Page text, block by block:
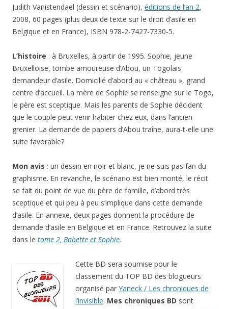
Judith Vanistendael (dessin et scénario), éditions de l’an 2,
2008, 60 pages (plus deux de texte sur le droit d’asile en
Belgique et en France), ISBN 978-2-7427-7330-5.
L’histoire : à Bruxelles, à partir de 1995. Sophie, jeune
Bruxelloise, tombe amoureuse d’Abou, un Togolais
demandeur d’asile. Domicilié d’abord au « château », grand
centre d’accueil. La mère de Sophie se renseigne sur le Togo,
le père est sceptique. Mais les parents de Sophie décident
que le couple peut venir habiter chez eux, dans l’ancien
grenier. La demande de papiers d’Abou traîne, aura-t-elle une
suite favorable?
Mon avis : un dessin en noir et blanc, je ne suis pas fan du
graphisme. En revanche, le scénario est bien monté, le récit
se fait du point de vue du père de famille, d’abord très
sceptique et qui peu à peu s’implique dans cette demande
d’asile. En annexe, deux pages donnent la procédure de
demande d’asile en Belgique et en France. Retrouvez la suite
dans le tome 2, Babette et Sophie.
Cette BD sera soumise pour le
classement du TOP BD des blogueurs
organisé par Yaneck / Les chroniques de
l’invisible. Mes chroniques BD sont